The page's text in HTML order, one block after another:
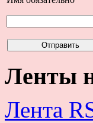
Ленты
Лента